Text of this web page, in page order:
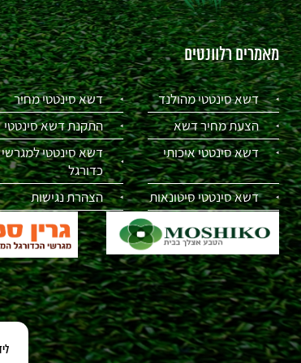
מאמרים רלוונטים
דשא סינטטי מהולנד
דשא סינטטי מחיר
הצעת מחיר דשא
התקנת דשא סינטטי
דשא סינטטי איכותי
דשא סינטטי למגרשי
כדורגל
דשא סינטטי סיטונאות
הצהרת נגישות